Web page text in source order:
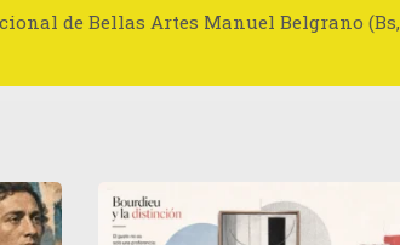
de Bellas Artes Manuel Belgrano (Bs,